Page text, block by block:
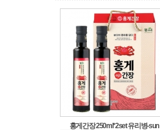
홍게간장 250ml*2set 유리병-sun